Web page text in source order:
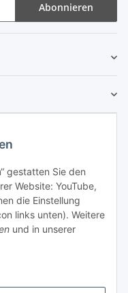
gestatten Sie den
Website: YouTube,
die Einstellung
links unten). Weitere
und in unserer
Abonnieren